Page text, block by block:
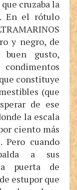
cruzaba la
En el rótulo
y negro, de
gusto,
constituye
(que
de ese
la escala
ciento más
cuando
a sus
puerta de
estupor que